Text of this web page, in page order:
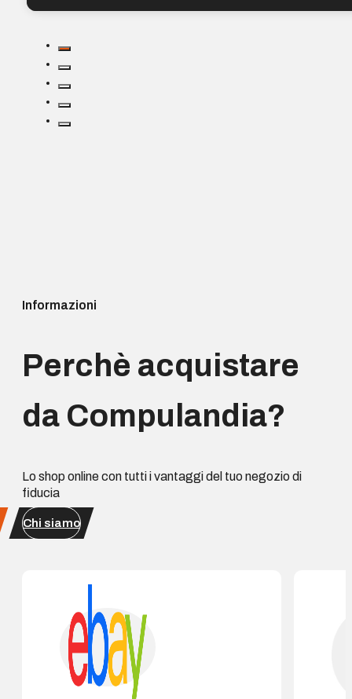
Informazioni
Perchè acquistare
da Compulandia?
Lo shop online con tutti i vantaggi del tuo negozio di
fiducia
Chi siamo